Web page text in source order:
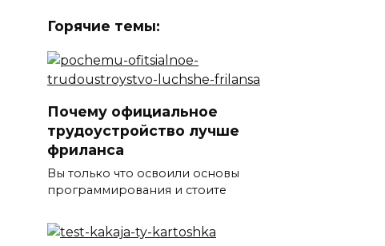
Горячие темы:
Почему официальное
трудоустройство лучше
фриланса
Вы только что освоили основы
программирования и стоите